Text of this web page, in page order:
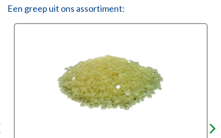
Een greep uit ons assortiment: